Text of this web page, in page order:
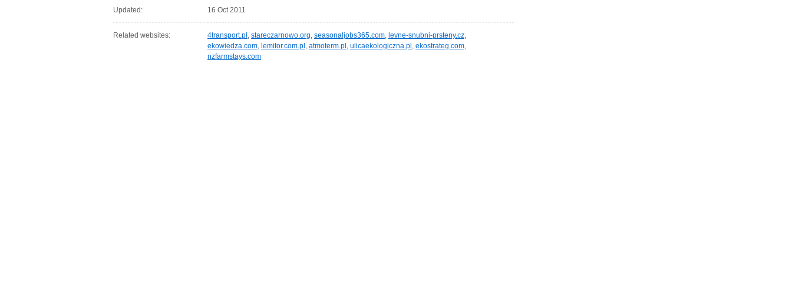
Updated: 16 Oct 2011
Related websites: 4transport.pl , stareczarnowo.org, seasonaljobs365.com, levne-snubni-prsteny.cz,
ekowiedza.com, lemitor.com.pl , atmoterm.pl , ulicaekologiczna.pl , ekostrateg.com,
nzfarmstays.com